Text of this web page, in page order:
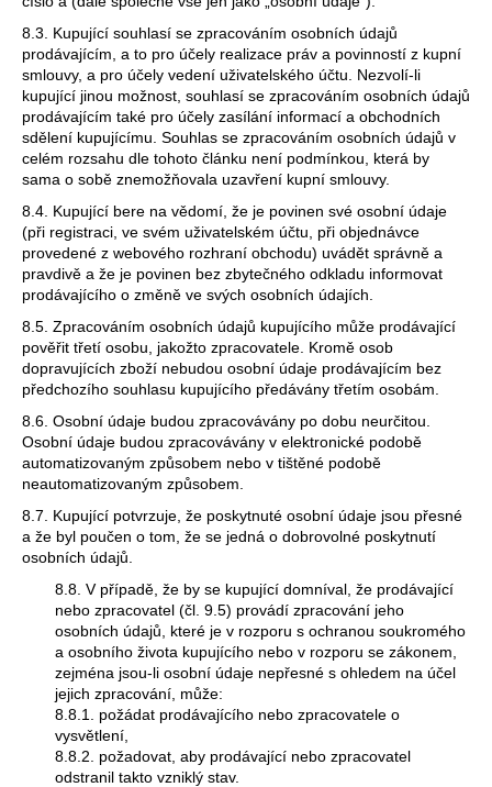
8.3. Kupující souhlasí se zpracováním osobních údajů
prodávajícím, a to pro účely realizace práv a povinností z kupní
smlouvy, a pro účely vedení uživatelského účtu. Nezvolí-li
kupující jinou možnost, souhlasí se zpracováním osobních údajů
prodávajícím také pro účely zasílání informací a obchodních
sdělení kupujícímu. Souhlas se zpracováním osobních údajů v
celém rozsahu dle tohoto článku není podmínkou, která by
sama o sobě znemožňovala uzavření kupní smlouvy.
8.4. Kupující bere na vědomí, že je povinen své osobní údaje
(při registraci, ve svém uživatelském účtu, při objednávce
provedené z webového rozhraní obchodu) uvádět správně a
pravdivě a že je povinen bez zbytečného odkladu informovat
prodávajícího o změně ve svých osobních údajích.
8.5. Zpracováním osobních údajů kupujícího může prodávající
pověřit třetí osobu, jakožto zpracovatele. Kromě osob
dopravujících zboží nebudou osobní údaje prodávajícím bez
předchozího souhlasu kupujícího předávány třetím osobám.
8.6. Osobní údaje budou zpracovávány po dobu neurčitou.
Osobní údaje budou zpracovávány v elektronické podobě
automatizovaným způsobem nebo v tištěné podobě
neautomatizovaným způsobem.
8.7. Kupující potvrzuje, že poskytnuté osobní údaje jsou přesné
a že byl poučen o tom, že se jedná o dobrovolné poskytnutí
osobních údajů.
8.8. V případě, že by se kupující domníval, že prodávající
nebo zpracovatel (čl. 9.5) provádí zpracování jeho
osobních údajů, které je v rozporu s ochranou soukromého
a osobního života kupujícího nebo v rozporu se zákonem,
zejména jsou-li osobní údaje nepřesné s ohledem na účel
jejich zpracování, může:
8.8.1. požádat prodávajícího nebo zpracovatele o
vysvětlení,
8.8.2. požadovat, aby prodávající nebo zpracovatel
odstranil takto vzniklý stav.